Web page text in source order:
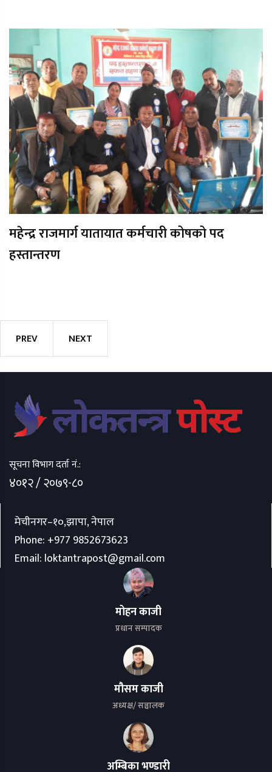
महेन्द्र राजमार्ग यातायात कर्मचारी कोषको पद
हस्तान्तरण
PREV NEXT
सूचना विभाग दर्ता नं.:
४०१२ / २०७९-८०
मेचीनगर–१०,झापा, नेपाल
Phone: +977 9852673623
Email: loktantrapost@gmail.com
मोहन काजी
प्रधान सम्पादक
मौसम काजी
अध्यक्ष/ सञ्चालक
अम्बिका भण्डारी